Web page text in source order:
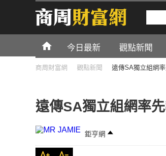
今日最新 觀點新聞
商周財富網 觀點新聞 遠傳SA獨立組網
遠傳SA獨立組網率
鉅亨網